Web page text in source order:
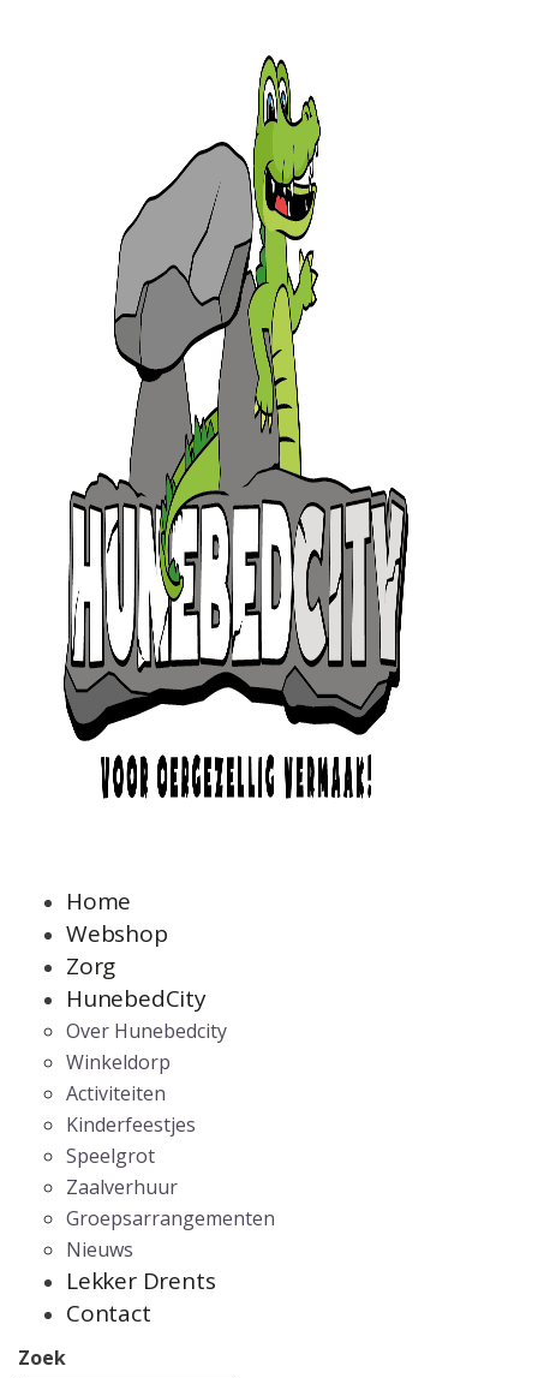
Home
Webshop
Zorg
HunebedCity
Over Hunebedcity
Winkeldorp
Activiteiten
Kinderfeestjes
Speelgrot
Zaalverhuur
Groepsarrangementen
Nieuws
Lekker Drents
Contact
Zoek